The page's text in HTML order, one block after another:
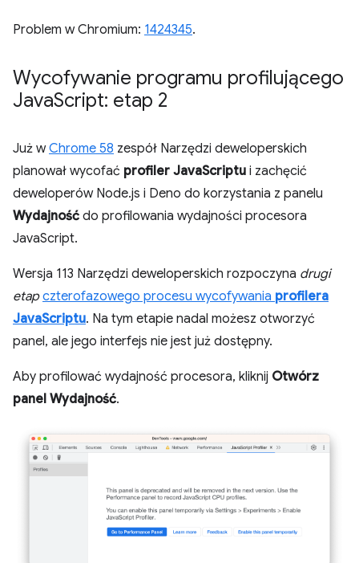
Problem w Chromium: 1424345.
Wycofywanie programu profilującego
JavaScript: etap 2
Już wChrome 58 zespół Narzędzi deweloperskich
planował wycofać profiler JavaScriptu i zachęcić
deweloperów Node.js i Deno do korzystania z panelu
Wydajność do profilowania wydajności procesora
JavaScript.
Wersja 113 Narzędzi deweloperskich rozpoczyna drugi
etap czterofazowego procesu wycofywania profilera
JavaScriptu. Na tym etapie nadal możesz otworzyć
panel, ale jego interfejs nie jest już dostępny.
Aby profilować wydajność procesora, kliknij Otwórz
panel Wydajność.